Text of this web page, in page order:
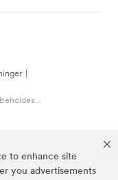
to enhance site
you advertisements